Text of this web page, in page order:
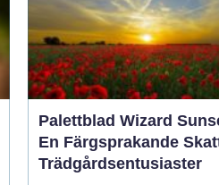
Palettblad Wizard
En Färgsprakande
Trädgårdsentusiaster